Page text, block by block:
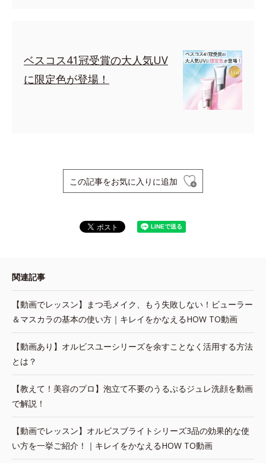
ベスコス41冠受賞の大人気UV
に限定色が登場！
この記事をお気に入りに追加
関連記事
【動画でレッスン】まつ毛メイク、もう失敗しない！ビューラー
＆マスカラの基本の使い方｜キレイをかなえるHOW TO動画
【動画あり】オルビスユーシリーズを余すことなく活用する方法
とは？
【教えて！美容のプロ】泡立て不要のうるぷるジュレ洗顔を動画
で解説！
【動画でレッスン】オルビスブライトシリーズ3品の効果的な使
い方を一挙ご紹介！｜キレイをかなえるHOW TO動画